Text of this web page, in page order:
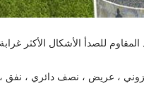
للصدأ الأشكال الأكثر غرابة
، عريض ، نصف دائري ، نفق ،